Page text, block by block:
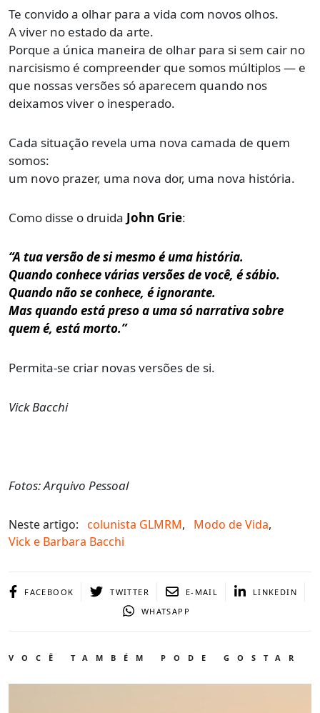
Te convido a olhar para a vida com novos olhos.
A viver no estado da arte.
Porque a única maneira de olhar para si sem cair no
narcisismo é compreender que somos múltiplos — e
que nossas versões só aparecem quando nos
deixamos viver o inesperado.
Cada situação revela uma nova camada de quem
somos:
um novo prazer, uma nova dor, uma nova história.
Como disse o druida John Grie:
“A tua versão de si mesmo é uma história.
Quando conhece várias versões de você, é sábio.
Quando não se conhece, é ignorante.
Mas quando está preso a uma só narrativa sobre
quem é, está morto.”
Permita-se criar novas versões de si.
Vick Bacchi
Fotos: Arquivo Pessoal
Neste artigo: colunista GLMRM, Modo de Vida,
Vick e Barbara Bacchi
FACEBOOK TWITTER E-MAIL
LINKEDIN
WHATSAPP
VOCÊ TAMBÉM PODE GOSTAR